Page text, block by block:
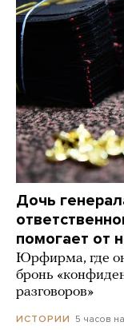
Дочь
помогает от
Юрфирма, где
бронь
разговоров»
ИСТОРИИ 5 часов